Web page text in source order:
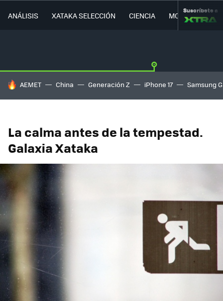
ANÁLISIS XATAKA SELECCIÓN CIENCIA MOVILIDAD
Suscríbete a
HOY SE HABLA DE
AEMET China Generación Z iPhone 17 Samsung
La calma antes de la tempestad.
Galaxia Xataka